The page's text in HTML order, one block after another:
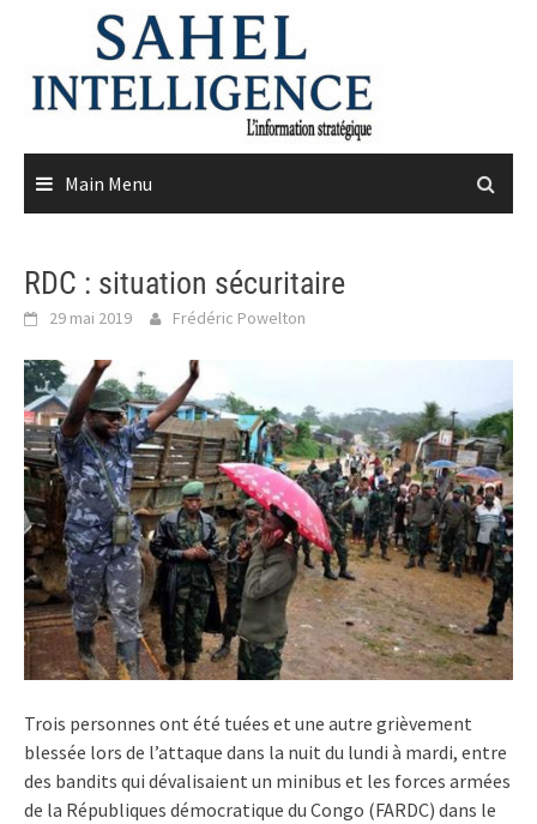
content
Main Menu
RDC : situation sécuritaire
29 mai 2019 Frédéric Powelton
Trois personnes ont été tuées et une autre grièvement
blessée lors de l’attaque dans la nuit du lundi à mardi, entre
des bandits qui dévalisaient un minibus et les forces armées
de la Républiques démocratique du Congo (FARDC) dans le